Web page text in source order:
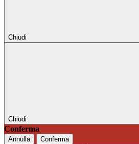
Chiudi
Chiudi
Conferma
Annulla Conferma